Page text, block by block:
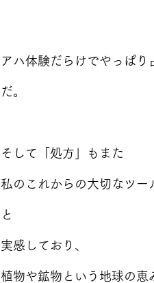
アハ体験だらけでやっぱり
だ。
そして「処方」もまた
私のこれからの大切なツー
と
実感しており、
植物や鉱物という地球の恵